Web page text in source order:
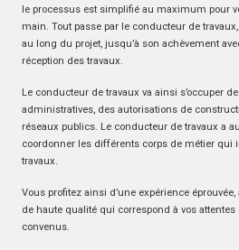
le processus est simplifié au maximum pour
main. Tout passe par le conducteur de
au long du projet, jusqu’à son achèvement
réception des travaux.
Le conducteur de travaux va ainsi s’occuper
administratives, des autorisations de
réseaux publics. Le conducteur de travaux a
coordonner les différents corps de métier qui
travaux.
Vous profitez ainsi d’une expérience
de haute qualité qui correspond à vos
convenus.